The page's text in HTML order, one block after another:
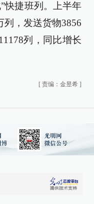
快捷班列。上半年
列，发送货物3856
列，同比增长
[ 责编：金昱希 ]